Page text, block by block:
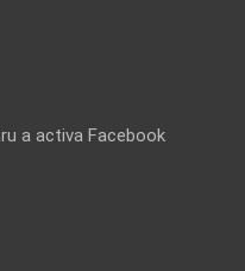
a activa Facebook